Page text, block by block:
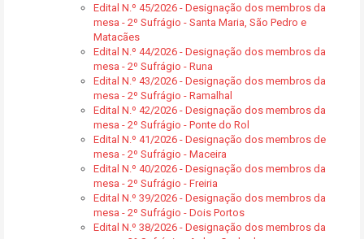
Edital N.º 45/2026 - Designação dos membros da
mesa - 2º Sufrágio - Santa Maria, São Pedro e
Matacães
Edital N.º 44/2026 - Designação dos membros da
mesa - 2º Sufrágio - Runa
Edital N.º 43/2026 - Designação dos membros da
mesa - 2º Sufrágio - Ramalhal
Edital N.º 42/2026 - Designação dos membros da
mesa - 2º Sufrágio - Ponte do Rol
Edital N.º 41/2026 - Designação dos membros de
mesa - 2º Sufrágio - Maceira
Edital N.º 40/2026 - Designação dos membros da
mesa - 2º Sufrágio - Freiria
Edital N.º 39/2026 - Designação dos membros da
mesa - 2º Sufrágio - Dois Portos
Edital N.º 38/2026 - Designação dos membros da